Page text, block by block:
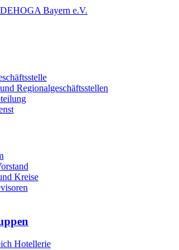
Regionalgeschäftsstellen
Kreise
Hotellerie